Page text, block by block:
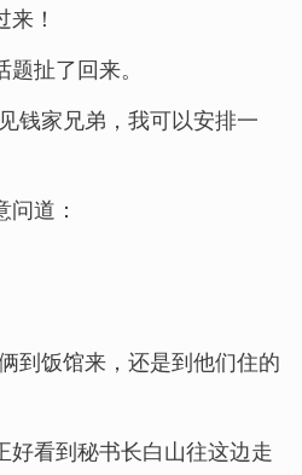
！
扯了回来。
钱家兄弟，我可以安排一
道：
到饭馆来，还是到他们住的
好看到秘书长白山往这边走